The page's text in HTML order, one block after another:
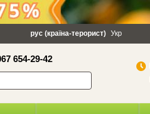
доставка Политика конфиденциальности
рус (країна-терорист) Укр
654-29-42